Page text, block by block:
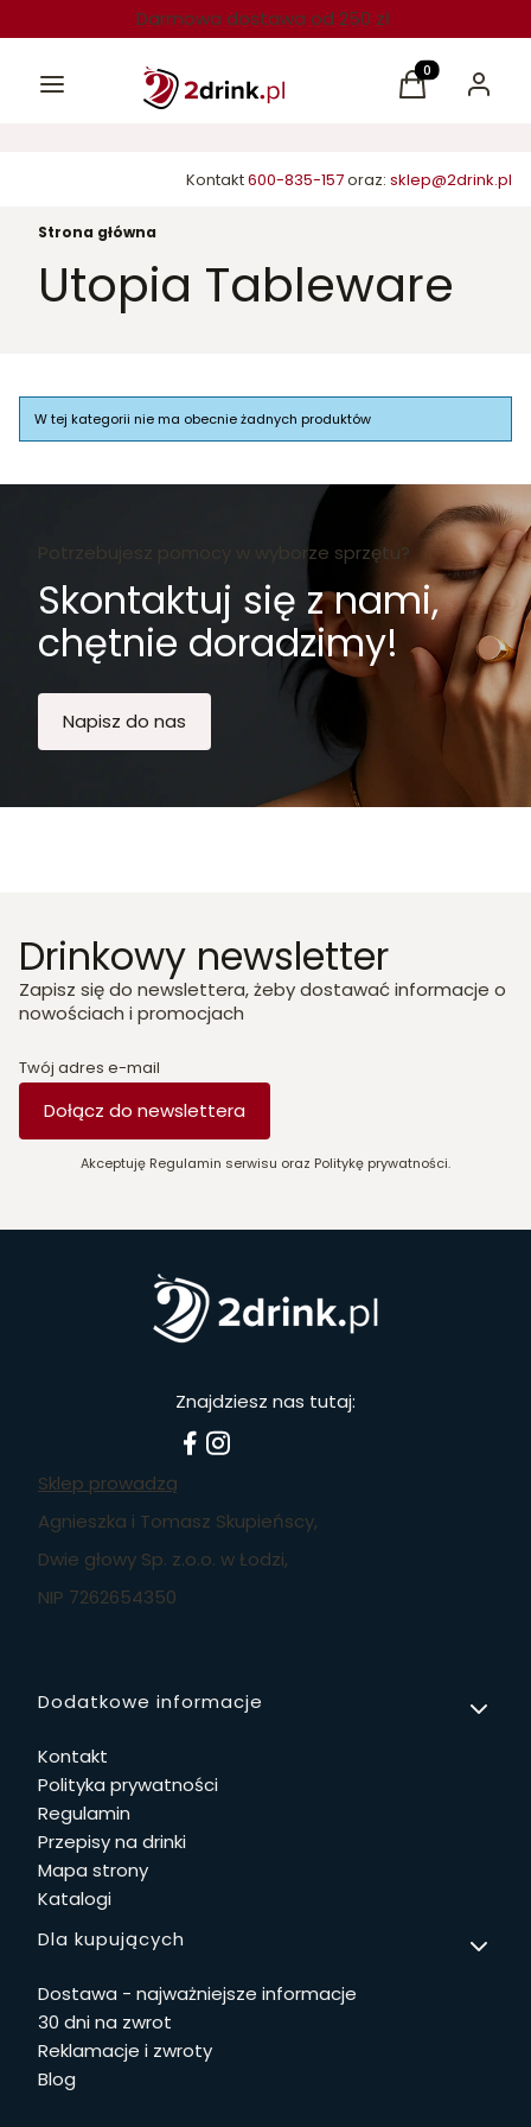
Darmowa dostawa od 250 zł
Menu Produkty w
Koszyk Zaloguj
Kontakt600-835-157oraz: sklep@2drink.pl
Strona główna
Utopia Tableware
Lista produktów
W tej kategorii nie ma obecnie żadnych produktów
Potrzebujesz pomocy w wyborze sprzętu?
Skontaktuj się z nami,
chętnie doradzimy!
Napisz do nas
Drinkowy newsletter
Zapisz się do newslettera, żeby dostawać informacje o
nowościach i promocjach
Twój adres e-mail
Dołącz do newslettera
Akceptuję Regulamin serwisu oraz Politykę prywatności.
Znajdziesz nas tutaj:
Sklep prowadzą
Agnieszka i Tomasz Skupieńscy,
Dwie głowy Sp. z.o.o. w Łodzi,
NIP 7262654350
Linki w stopce
Dodatkowe informacje
Kontakt
Polityka prywatności
Regulamin
Przepisy na drinki
Mapa strony
Katalogi
Dla kupujących
Dostawa - najważniejsze informacje
30 dni na zwrot
Reklamacje i zwroty
Blog